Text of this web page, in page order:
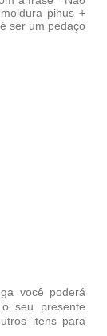
pinus +
ser um pedaço
você poder
seu presente
itens para